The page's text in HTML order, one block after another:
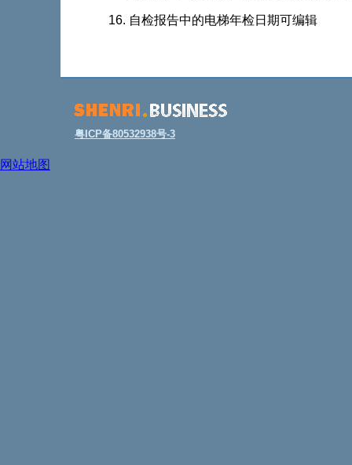
16. 自检报告中的电梯年检日期可编辑
粤ICP备80532938号-3
网站地图